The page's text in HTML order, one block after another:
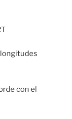
con el